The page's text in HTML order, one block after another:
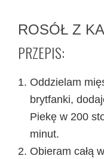
ROSÓŁ Z
PRZEPIS:
Oddzielam
brytfanki,
Piekę w 200
minut.
Obieram całą